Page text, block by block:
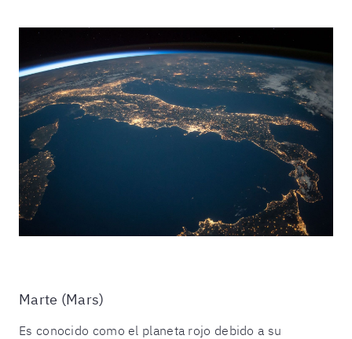
Marte (Mars)
Es conocido como el planeta rojo debido a su